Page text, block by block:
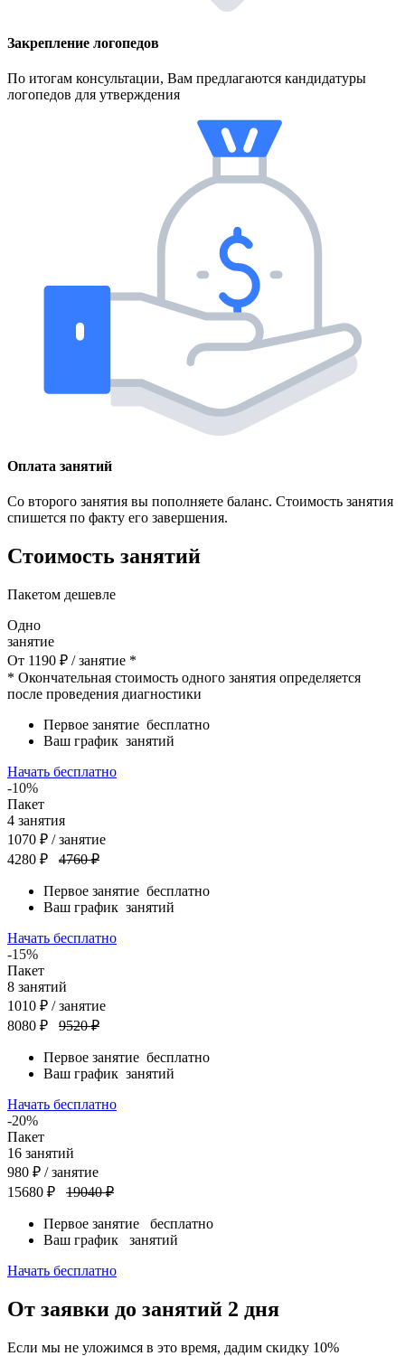
Закрепление логопедов
По итогам консультации, Вам предлагаются кандидатуры
логопедов для утверждения
Оплата занятий
Со второго занятия вы пополняете баланс. Стоимость занятия
спишется по факту его завершения.
Стоимость занятий
Пакетом дешевле
Одно
занятие
От 1190 ₽ / занятие *
* Окончательная стоимость одного занятия определяется
после проведения диагностики
Первое занятие бесплатно
Ваш график занятий
Начать бесплатно
-10%
Пакет
4 занятия
1070 ₽ / занятие
4280 ₽
4760 ₽
Первое занятие бесплатно
Ваш график занятий
Начать бесплатно
-15%
Пакет
8 занятий
1010 ₽ / занятие
8080 ₽
9520 ₽
Первое занятие бесплатно
Ваш график занятий
Начать бесплатно
-20%
Пакет
16 занятий
980 ₽ / занятие
15680 ₽
19040 ₽
Первое занятие бесплатно
Ваш график занятий
Начать бесплатно
От заявки до занятий 2 дня
Если мы не уложимся в это время, дадим скидку 10%